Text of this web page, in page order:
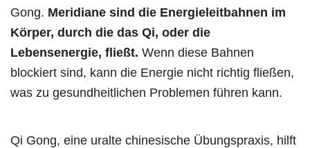
Gong. Meridiane sind die Energieleitbahnen im
Körper, durch die das Qi, oder die
Lebensenergie, fließt. Wenn diese Bahnen
blockiert sind, kann die Energie nicht richtig fließen,
was zu gesundheitlichen Problemen führen kann.
Qi Gong, eine uralte chinesische Übungspraxis, hilft